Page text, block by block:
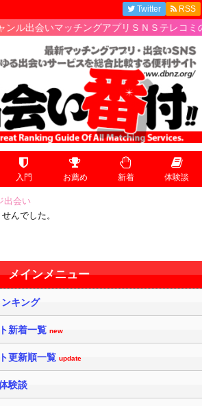
ル出会いマッチングアプリＳＮＳテレコミの
入門 お薦め 新着 体験談
Twitter RSS
出会い
んでした。
メインメニュー
キング
新着一覧 new
更新順一覧 update
験談